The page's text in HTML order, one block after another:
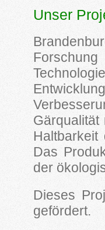
Unser
Das
der
Dieses
gefördert.